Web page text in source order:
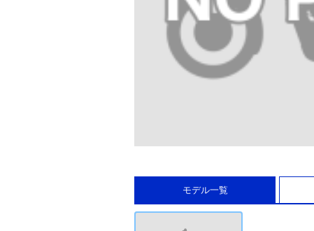
モデル一覧